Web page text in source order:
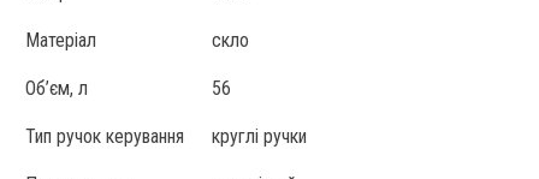
Матеріал скло
Об’єм, л 56
Тип ручок керування круглі ручки